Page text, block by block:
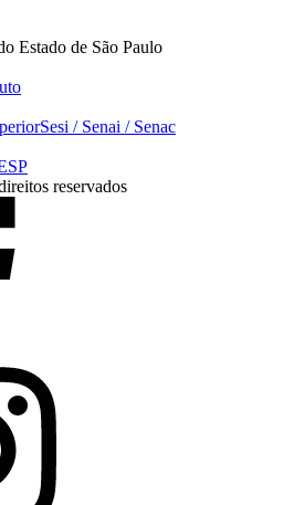
Estado de São Paulo
Sesi / Senai / Senac
reservados